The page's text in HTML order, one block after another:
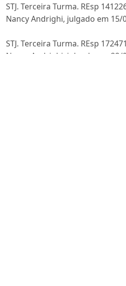
STJ. Terceira Turma. REsp
Nancy Andrighi, julgado em 15/
STJ. Terceira Turma. REsp
Nancy Andrighi, julgado em 22/